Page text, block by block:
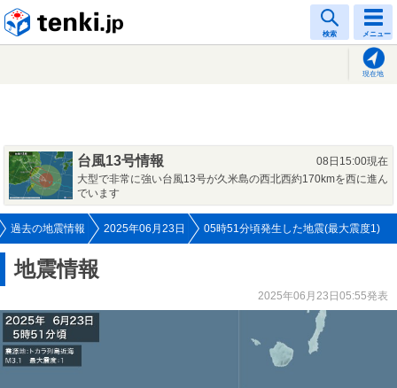
検索 メニュー
現在地
台風13号情報
08日15:00現在
大型で非常に強い台風13号が久米島の西北西約170kmを西に進ん
でいます
過去の地震情報 2025年06月23日 05時51分頃発生した地震(最大震度1)
地震情報
2025年06月23日05:55発表